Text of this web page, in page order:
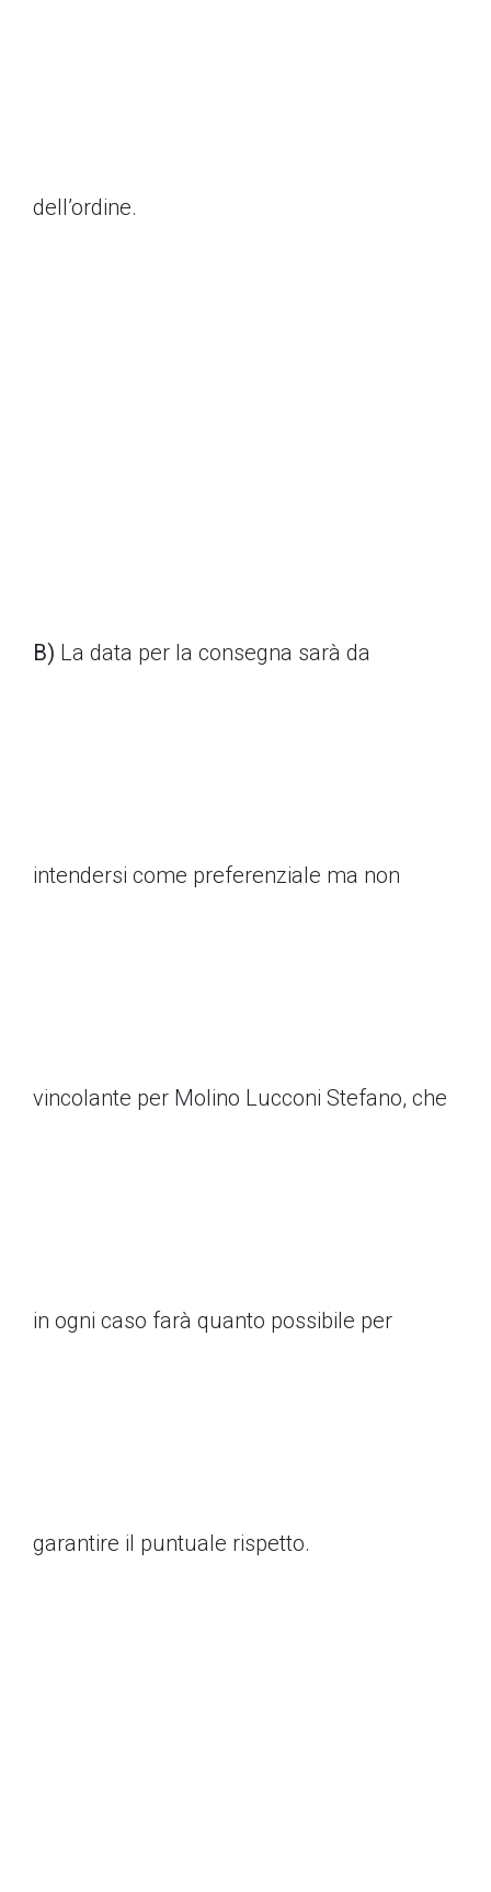
dell’ordine.
B) La data per la consegna sarà da
intendersi come preferenziale ma non
vincolante per Molino Lucconi Stefano, che
in ogni caso farà quanto possibile per
garantire il puntuale rispetto.